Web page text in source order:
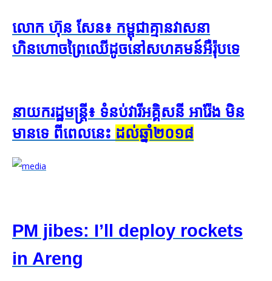
លោក ហ៊ុន សែន៖ កម្ពុជា​គ្មាន​វាសនា​
ហិនហោច​ព្រៃ​ឈើ​ដូច​នៅ​សហគមន៍​អឺរ៉ុប​ទេ
នាយក​រដ្ឋមន្ត្រី៖ ទំនប់​វារី​អគ្គិសនី អារ៉ែង មិន​
មាន​ទេ ពី​ពេល​នេះ ដល់​ឆ្នាំ​២០១៨
PM jibes: I’ll deploy rockets
in Areng